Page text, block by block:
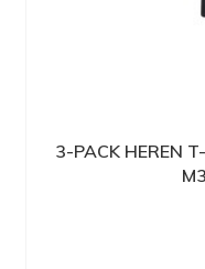
3-PACK HEREN